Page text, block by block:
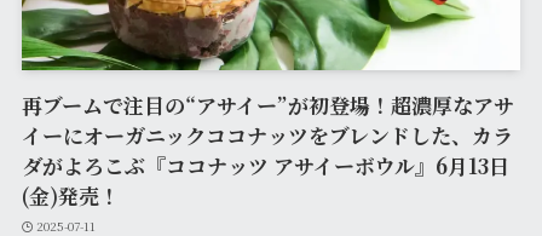
再ブームで注目の“アサイー”が初登場！超濃厚なアサ
イーにオーガニックココナッツをブレンドした、カラ
ダがよろこぶ『ココナッツ アサイーボウル』6月13日
(金)発売！
2025-07-11